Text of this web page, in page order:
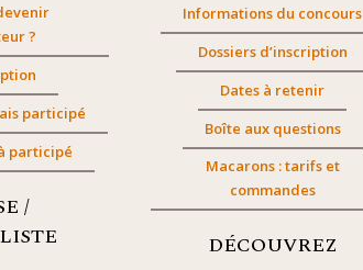
?
participé
participé
/
Informations du concours
Dossiers d’inscription
Dates à retenir
Boîte aux questions
Macarons : tarifs et
commandes
DÉCOUVREZ